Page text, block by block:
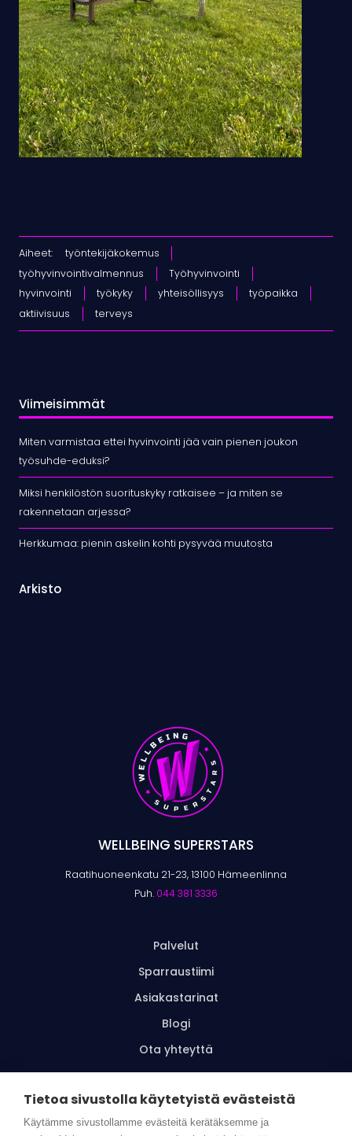
Aiheet:
työntekijäkokemus
työhyvinvointivalmennus
Työhyvinvointi
hyvinvointi
työkyky yhteisöllisyys
työpaikka
aktiivisuus
terveys
Viimeisimmät
Miten varmistaa ettei hyvinvointi jää vain pienen joukon
työsuhde-eduksi?
Miksi henkilöstön suorituskyky ratkaisee – ja miten se
rakennetaan arjessa?
Herkkumaa: pienin askelin kohti pysyvää muutosta
Arkisto
WELLBEING SUPERSTARS
Raatihuoneenkatu 21-23, 13100 Hämeenlinna
Puh. 044 381 3336
Palvelut
Sparraustiimi
Asiakastarinat
Blogi
Ota yhteyttä
Tilaa uutiskirje
Tietoa sivustolla käytetyistä evästeistä
Käytämme sivustollamme evästeitä kerätäksemme ja